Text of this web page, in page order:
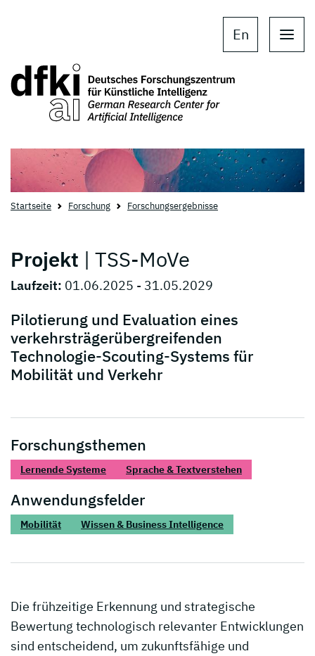
En
Startseite Forschung Forschungsergebnisse
Projekt | TSS-MoVe
Laufzeit: 01.06.2025 - 31.05.2029
Pilotierung und Evaluation eines
verkehrsträgerübergreifenden
Technologie-Scouting-Systems für
Mobilität und Verkehr
Forschungsthemen
Lernende Systeme Sprache & Textverstehen
Anwendungsfelder
Mobilität Wissen & Business Intelligence
Die frühzeitige Erkennung und strategische
Bewertung technologisch relevanter Entwicklungen
sind entscheidend, um zukunftsfähige und